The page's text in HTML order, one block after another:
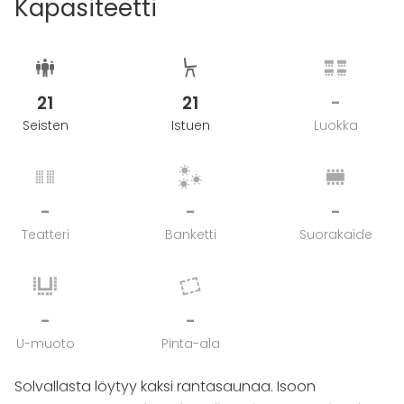
Kapasiteetti
21
Seisten
21
Istuen
-
Luokka
-
Teatteri
-
Banketti
-
Suorakaide
-
U-muoto
-
Pinta-ala
Solvallasta löytyy kaksi rantasaunaa. Isoon